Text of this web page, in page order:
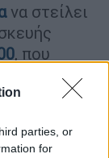
parties, or
for
να στείλει
, που
την
.